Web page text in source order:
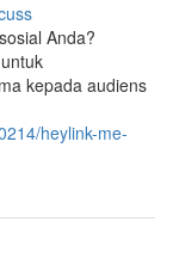
Anda?
kepada audiens
heylink-me-